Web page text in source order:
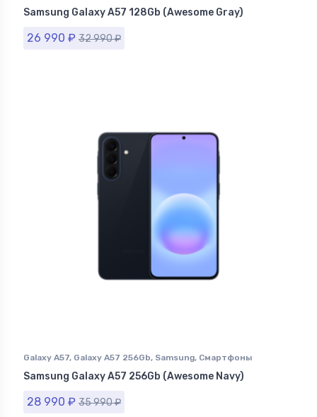
Samsung в Ставрополе
Samsung Galaxy A57 128Gb (Awesome Gray)
26 990 ₽ 32 990₽
Galaxy A57, Galaxy A57 256Gb, Samsung, Смартфоны
Samsung в Ставрополе
Samsung Galaxy A57 256Gb (Awesome Navy)
28 990 ₽ 35 990₽